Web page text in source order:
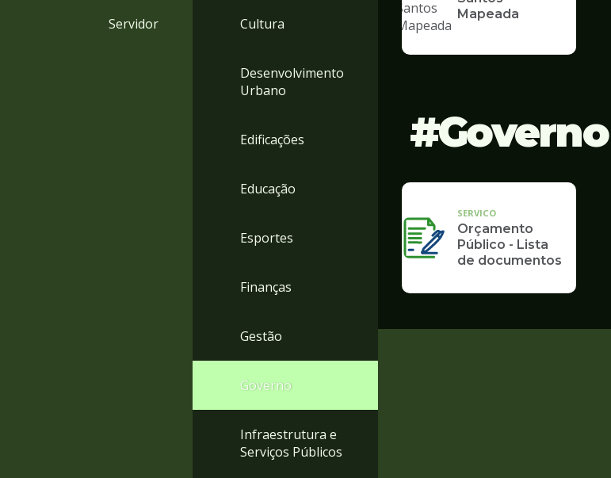
Servidor Cultura
Desenvolvimento
Urbano
Edificações
Educação
Esportes
Finanças
Gestão
Governo
Infraestrutura e
Serviços Públicos
Mapeada
Governo
SERVICO
Orçamento
Público - Lista
de documentos